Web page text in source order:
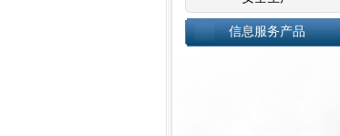
信息服务产品